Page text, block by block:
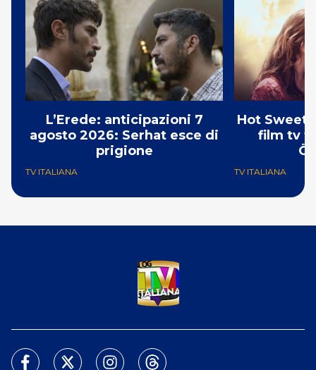
L’Erede: anticipazioni 7
agosto 2026: Serhat esce di
prigione
TV ITALIANA
Hot Sweet
film tv
TV ITALIANA